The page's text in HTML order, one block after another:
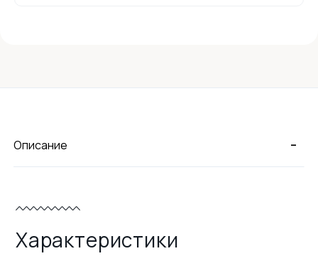
-
Описание
Характеристики